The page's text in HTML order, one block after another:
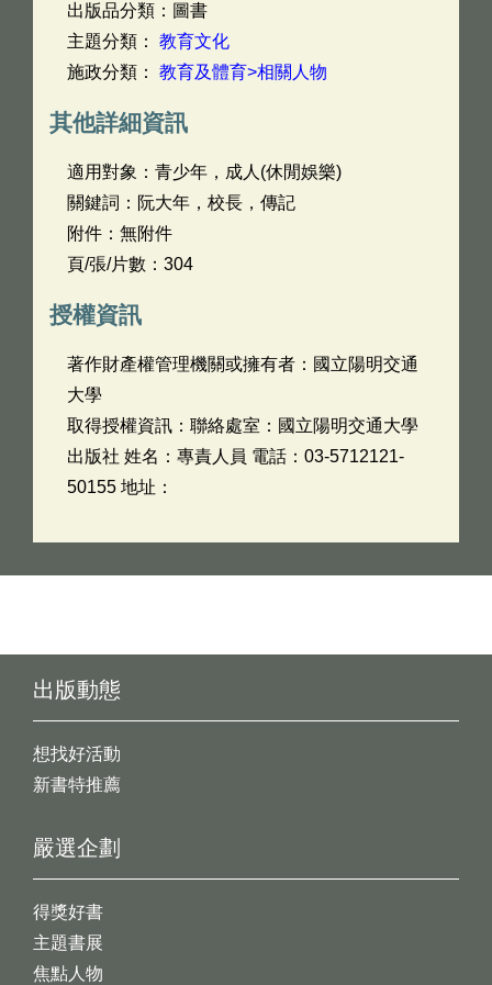
出版品分類：圖書
主題分類： 教育文化
施政分類： 教育及體育>相關人物
其他詳細資訊
適用對象：青少年，成人(休閒娛樂)
關鍵詞：阮大年，校長，傳記
附件：無附件
頁/張/片數：304
授權資訊
著作財產權管理機關或擁有者：國立陽明交通
大學
取得授權資訊：聯絡處室：國立陽明交通大學
出版社 姓名：專責人員 電話：03-5712121-
50155 地址：
出版動態
想找好活動
新書特推薦
嚴選企劃
得獎好書
主題書展
焦點人物